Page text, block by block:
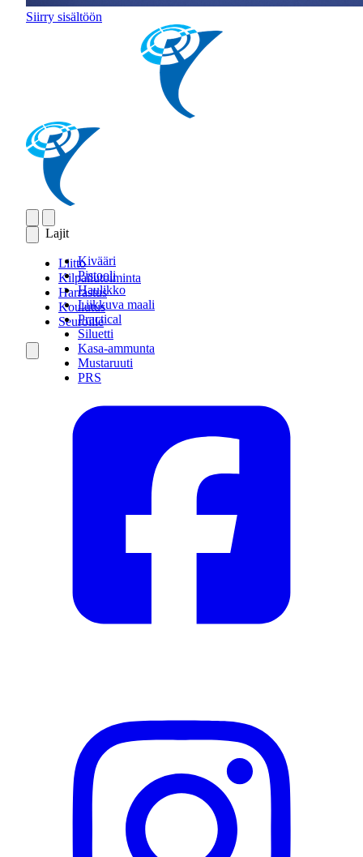
Siirry sisältöön
Lajit
Kivääri
Pistooli
Haulikko
Liikkuva maali
Practical
Siluetti
Kasa-ammunta
Mustaruuti
PRS
Liitto
Kilpailutoiminta
Harrastus
Koulutus
Seuroille